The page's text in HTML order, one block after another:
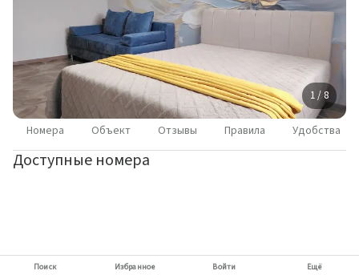
1 / 8
Номера Объект Отзывы Правила Удобства
Доступные номера
Поиск Избранное Войти Ещё